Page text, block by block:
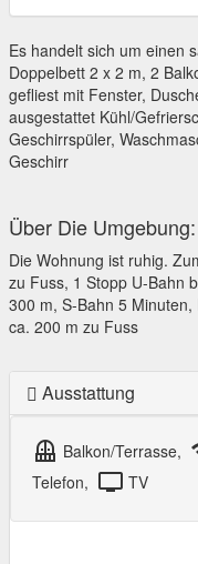
Es handelt sich um einen
Doppelbett 2 x 2 m, 2
gefliest mit Fenster,
ausgestattet Kühl/
Geschirrspüler,
Geschirr
Über Die Umgebung:
Die Wohnung ist ruhig.
zu Fuss, 1 Stopp U-Bahn
300 m, S-Bahn 5 Minuten,
ca. 200 m zu Fuss
Ausstattung
balcony Balkon/Terrasse,
Telefon, tv TV